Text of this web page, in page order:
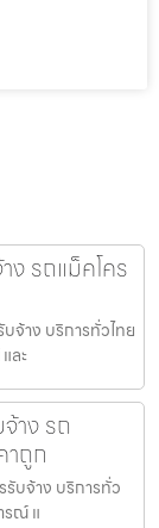
ง รถแม็คโคร
บจ้าง บริการทั่วไทย
ละ
าง รถ
าถูก
รับจ้าง บริการทั่ว
รณ์ แ